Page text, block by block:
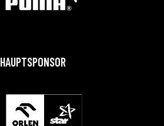
HAUPTSPONSOR